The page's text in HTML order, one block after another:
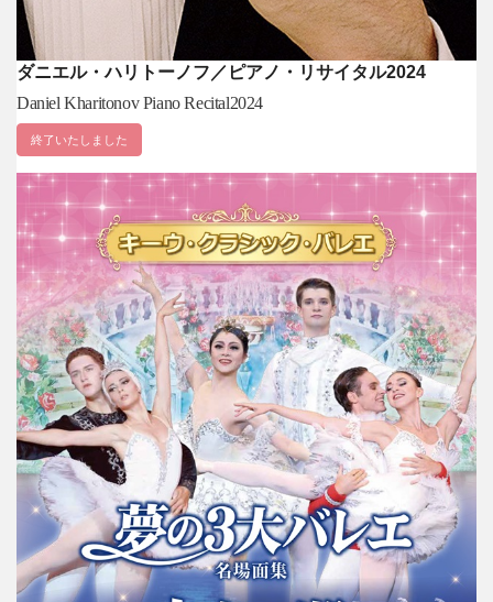
ダニエル・ハリトーノフ／ピアノ・リサイタル2024
Daniel Kharitonov Piano Recital2024
終了いたしました